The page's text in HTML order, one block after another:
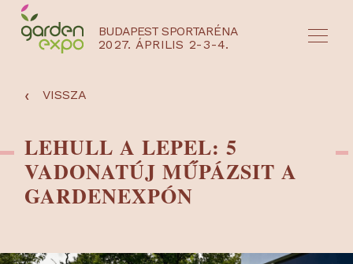
BUDAPEST SPORTARÉNA
2027. ÁPRILIS 2-3-4.
‹ VISSZA
LEHULL A LEPEL: 5
VADONATÚJ MŰPÁZSIT A
GARDENEXPÓN